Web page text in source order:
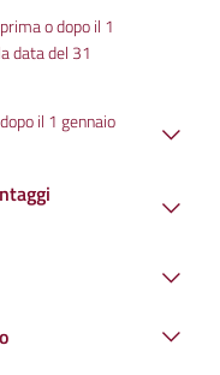
o dopo il 1
data del 31
il 1 gennaio